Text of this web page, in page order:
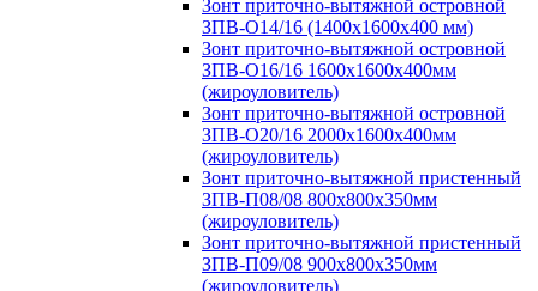
Зонт приточно-вытяжной островной
ЗПВ-О14/16 (1400х1600х400 мм)
Зонт приточно-вытяжной островной
ЗПВ-О16/16 1600х1600х400мм
(жироуловитель)
Зонт приточно-вытяжной островной
ЗПВ-О20/16 2000х1600х400мм
(жироуловитель)
Зонт приточно-вытяжной пристенный
ЗПВ-П08/08 800х800х350мм
(жироуловитель)
Зонт приточно-вытяжной пристенный
ЗПВ-П09/08 900х800х350мм
(жироуловитель)